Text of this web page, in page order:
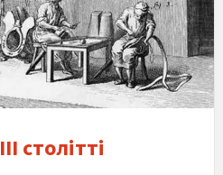
столітті